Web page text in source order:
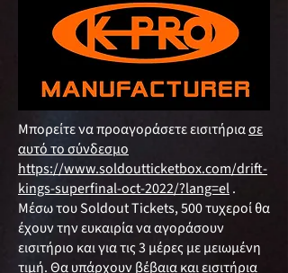
Μπορείτε να προαγοράσετε εισιτήριασε
αυτό το σύνδεσμο
https://www.soldoutticketbox.com/drift-
kings-superfinal-oct-2022/?lang=el.
Μέσω του Soldout Tickets, 500 τυχεροί θα
έχουν την ευκαιρία να αγοράσουν
εισιτήριο και για τις 3 μέρες με μειωμένη
τιμή. Θα υπάρχουν βέβαια και εισιτήρια